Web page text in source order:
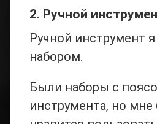
2. Ручной
Ручной инструмент
набором.
Были наборы с
инструмента, но